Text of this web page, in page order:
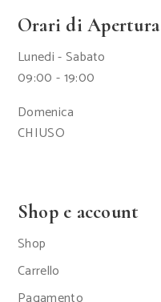
Orari di Apertura
Lunedi - Sabato
09:00 - 19:00
Domenica
CHIUSO
Shop e account
Shop
Carrello